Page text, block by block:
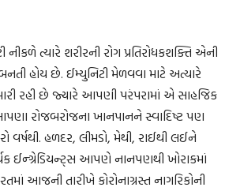
નીકળે ત્યારે શરીરની રોગ પ્રતિરોધકશક્તિ એની
હોય છે. ઈમ્યુનિટી મેળવવા માટે અત્યારે
મારી રહી છે જ્યારે આપણી પરંપરામાં એ સાહજિક
રોજબરોજના ખાનપાનને સ્વાદિષ્ટ પણ
વર્ષથી. હળદર, લીમડો, મેથી, રાઈથી લઈને
ઈન્ગ્રેડિયન્ટ્‌સ આપણે નાનપણથી ખોરાકમાં
આજની તારીખે કોરોનાગ્રસ્ત નાગરિકોની